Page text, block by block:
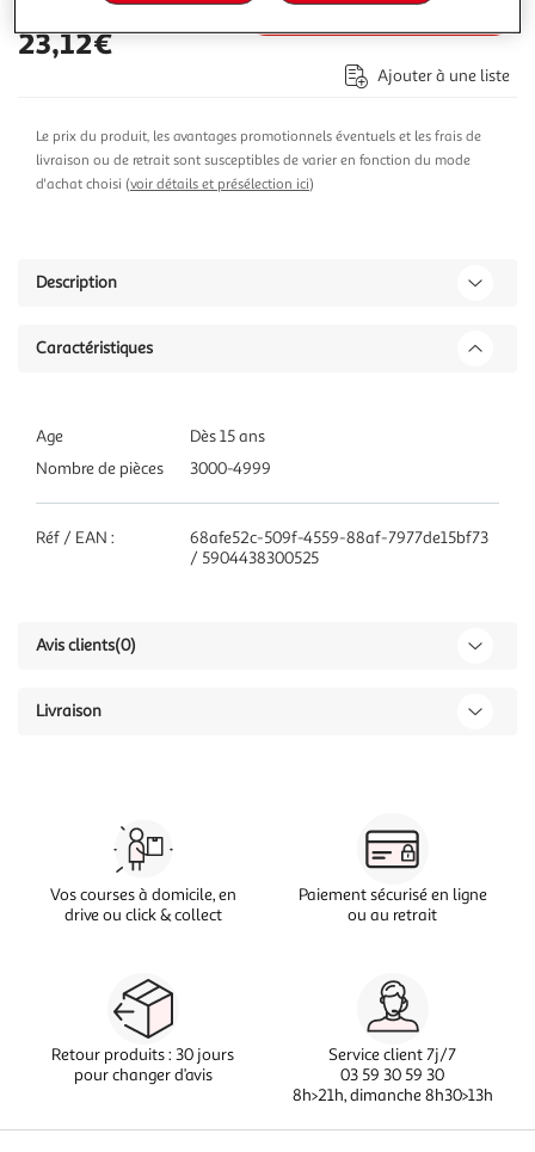
23,12€
Ajouter au panier
Ajouter à une liste
Le prix du produit, les avantages promotionnels éventuels et les frais de
livraison ou de retrait sont susceptibles de varier en fonction du mode
d'achat choisi (voir détails et présélection ici)
Description
Caractéristiques
Age
Dès 15 ans
Nombre de pièces
3000-4999
Réf / EAN :
68afe52c-509f-4559-88af-7977de15bf73
/ 5904438300525
Avis clients(0)
Livraison
Vos courses à domicile, en
drive ou click & collect
Paiement sécurisé en ligne
ou au retrait
Retour produits : 30 jours
pour changer d’avis
Service client 7j/7
03 59 30 59 30
8h>21h, dimanche 8h30>13h